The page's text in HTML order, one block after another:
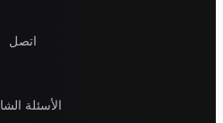
اتصل
الأسئلة الشائعة